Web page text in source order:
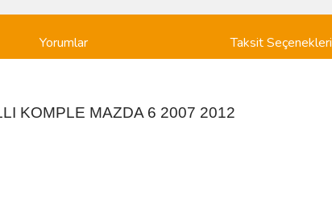
Yorumlar Taksit Seçenekleri
KOMPLE MAZDA 6 2007 2012